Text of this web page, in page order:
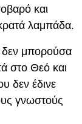
και
λαμπάδα.
δεν μπορούσα
στο Θεό και
δεν έδινε
γνωστούς